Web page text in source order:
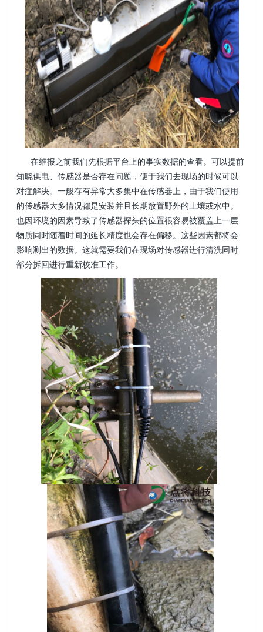
在维报之前我们先根据平台上的事实数据的查看。可以提前
知晓供电、传感器是否存在问题，便于我们去现场的时候可以
对症解决。一般存有异常大多集中在传感器上，由于我们使用
的传感器大多情况都是安装并且长期放置野外的土壤或水中。
也因环境的因素导致了传感器探头的位置很容易被覆盖上一层
物质同时随着时间的延长精度也会存在偏移。这些因素都将会
影响测出的数据。这就需要我们在现场对传感器进行清洗同时
部分拆回进行重新校准工作。